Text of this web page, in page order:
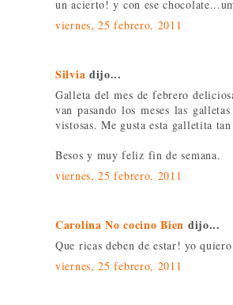
un acierto! y con ese
viernes, 25 febrero, 2011
Silvia dijo...
Galleta del mes de febrero
van pasando los meses las
vistosas. Me gusta esta galletita
Besos y muy feliz fin de semana.
viernes, 25 febrero, 2011
Carolina No cocino Bien dijo...
Que ricas deben de estar! yo
viernes, 25 febrero, 2011